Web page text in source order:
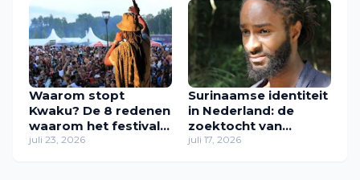
Waarom stopt
Kwaku? De 8 redenen
waarom het festival
in zijn huidige vorm
juli 23, 2026
Surinaamse identiteit
in Nederland: de
zoektocht van
Zawdie Sandvliet
juli 17, 2026